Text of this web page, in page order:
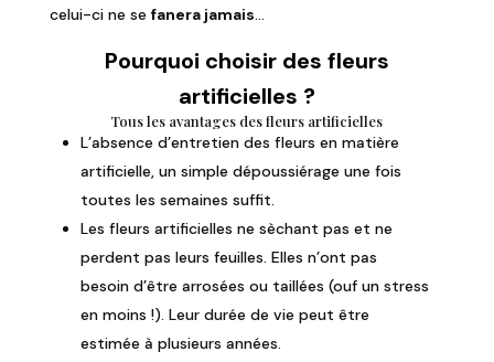
celui-ci ne se fanera jamais...
Pourquoi choisir des fleurs
artificielles ?
Tous les avantages des fleurs artificielles
L’absence d’entretien des fleurs en matière
artificielle, un simple dépoussiérage une fois
toutes les semaines suffit.
Les fleurs artificielles ne sèchant pas et ne
perdent pas leurs feuilles. Elles n’ont pas
besoin d’être arrosées ou taillées (ouf un stress
en moins !). Leur durée de vie peut être
estimée à plusieurs années.